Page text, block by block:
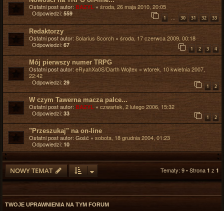
Ostatni post autor: BAZYL « środa, 26 maja 2010, 20:05
Odpowiedzi: 559
1 30 31 32 33
Redaktorzy
Ostatni post autor: Solarius Scorch « środa, 17 czerwca 2009, 00:18
Odpowiedzi: 67
1 2 3 4
Mój pierwszy numer TRPG
Ostatni post autor: eRyahXa0S/Darth Wojtex « wtorek, 10 kwietnia 2007,
22:42
Odpowiedzi: 29
1 2
W czym Tawerna macza palce...
Ostatni post autor: BAZYL « czwartek, 2 lutego 2006, 15:32
Odpowiedzi: 33
1 2
"Przeszukaj" na on-line
Ostatni post autor: Gość« sobota, 18 grudnia 2004, 01:23
Odpowiedzi: 10
NOWY TEMAT Tematy: 9 • Strona 1 z 1
TWOJE UPRAWNIENIA NA TYM FORUM